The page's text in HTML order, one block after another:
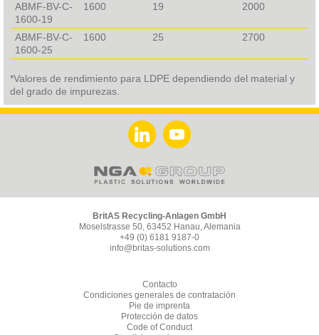
ABMF-BV-C-
1600-19
1600 19 2000
ABMF-BV-C-
1600-25
1600 25 2700
*Valores de rendimiento para LDPE dependiendo del material y
del grado de impurezas.
BritAS Recycling-Anlagen GmbH
Moselstrasse 50, 63452 Hanau, Alemania
+49 (0) 6181 9187-0
info@britas-solutions.com
Contacto
Condiciones generales de contratación
Pie de imprenta
Protección de datos
Code of Conduct